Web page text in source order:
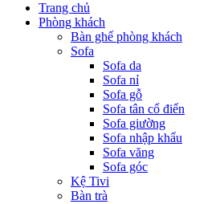
Trang chủ
Phòng khách
Bàn ghế phòng khách
Sofa
Sofa da
Sofa nỉ
Sofa gỗ
Sofa tân cổ điển
Sofa giường
Sofa nhập khẩu
Sofa văng
Sofa góc
Kệ Tivi
Bàn trà